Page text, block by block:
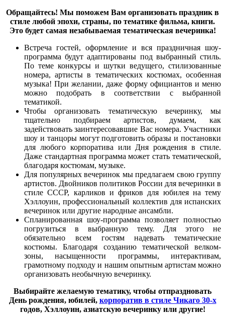
Обращайтесь! Мы поможем Вам организовать праздник в
стиле любой эпохи, страны, по тематике фильма, книги.
Это будет самая незабываемая тематическая вечеринка!
Встреча гостей, оформление и вся праздничная шоу-
программа будут адаптированы под выбранный стиль.
По теме конкурсы и шутки ведущего, стилизованные
номера, артисты в тематических костюмах, особенная
музыка! При желании, даже форму официантов и меню
можно подобрать в соответствии с выбранной
тематикой.
Чтобы организовать тематическую вечеринку, мы
тщательно подбираем артистов, думаем, как
задействовать заинтересовавшие Вас номера. Участники
шоу и танцоры могут подготовить образы и постановки
для любого корпоратива или Дня рождения в стиле.
Даже стандартная программа может стать тематической,
благодаря костюмам, музыке.
Для популярных вечеринок мы предлагаем свою группу
артистов. Двойников политиков России для вечеринки в
стиле СССР, карликов и фриков для юбилея на тему
Хэллоуин, профессиональный коллектив для испанских
вечеринок или другие народные ансамбли.
Спланированная шоу-программа позволяет полностью
погрузиться в выбранную тему. Для этого не
обязательно всем гостям надевать тематические
костюмы. Благодаря созданию тематической велком-
зоны, насыщенности программы, интерактивам,
грамотному подходу и нашим опытным артистам можно
организовать необычную вечеринку.
Выбирайте желаемую тематику, чтобы отпраздновать
День рождения, юбилей, корпоратив в стиле Чикаго 30-х
годов, Хэллоуин, азиатскую вечеринку или другие!